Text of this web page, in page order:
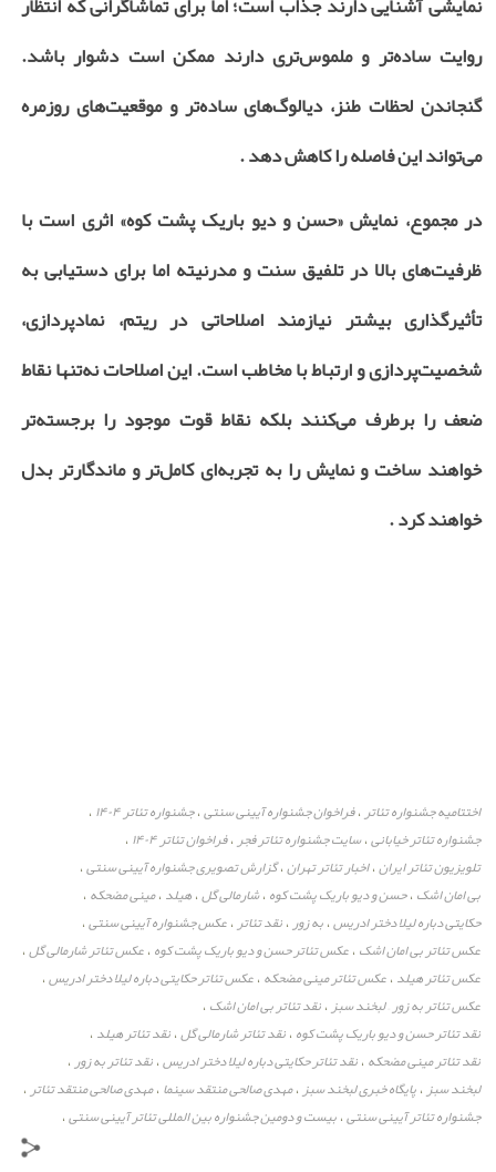
روایت ساده‌تر و ملموس‌تری دارند ممکن است دشوار باشد.
گنجاندن لحظات طنز، دیالوگ‌های ساده‌تر و موقعیت‌های روزمره
می‌تواند این فاصله را کاهش دهد .
در مجموع، نمایش «حسن و دیو باریک پشت کوه» اثری است با
ظرفیت‌های بالا در تلفیق سنت و مدرنیته اما برای دستیابی به
تأثیرگذاری بیشتر نیازمند اصلاحاتی در ریتم، نمادپردازی،
شخصیت‌پردازی و ارتباط با مخاطب است. این اصلاحات نه‌تنها نقاط
ضعف را برطرف می‌کنند بلکه نقاط قوت موجود را برجسته‌تر
خواهند ساخت و نمایش را به تجربه‌ای کامل‌تر و ماندگارتر بدل
خواهند کرد .
اختتامیه جشنواره تئاتر،فراخوان جشنواره آیینی سنتی،جشنواره تئاتر ۱۴۰۴ ،
جشنواره تئاتر خیابانی،سایت جشنواره تئاتر فجر،فراخوان تئاتر ۱۴۰۴ ،
تلویزیون تئاتر ایران،اخبار تئاتر تهران،گزارش تصویری جشنواره آیینی سنتی،
بی امان اشک ،حسن و دیو باریک پشت کوه ،شارمالی گل،هیلد ،مینی مضحکه ،
حکایتی دباره لیلا دختر ادریس،به زور،نقد تئاتر،عکس جشنواره آیینی سنتی،
عکس تئاتر بی امان اشک ،عکس تئاتر حسن و دیو باریک پشت کوه ،عکس تئاتر شارمالی گل،
عکس تئاتر هیلد ،عکس تئاتر مینی مضحکه ،عکس تئاتر حکایتی دباره لیلا دختر ادریس،
عکس تئاتر به زور – لبخند سبز،نقد تئاتر بی امان اشک ،
نقد تئاتر حسن و دیو باریک پشت کوه ،نقد تئاتر شارمالی گل،نقد تئاتر هیلد ،
نقد تئاتر مینی مضحکه ،نقد تئاتر حکایتی دباره لیلا دختر ادریس،نقد تئاتر به زور،
لبخند سبز،پایگاه خبری لبخند سبز،مهدی صالحی منتقد سینما ،مهدی صالحی منتقد تئاتر،
جشنواره تئاتر آیینی سنتی،بیست و دومین جشنواره بین المللی تئاتر آیینی سنتی،